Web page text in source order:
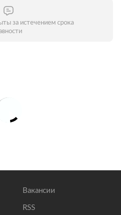
за истечением срока
Вакансии
RSS